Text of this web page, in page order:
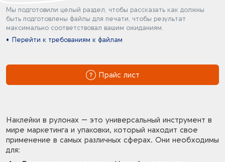
Мы подготовили целый раздел, чтобы рассказать как должны
быть подготовлены файлы для печати, чтобы результат
максимально соответствовал вашим ожиданиям.
Перейти к требованиям к файлам
Прайс лист
Наклейки в рулонах — это универсальный инструмент в
мире маркетинга и упаковки, который находит свое
применение в самых различных сферах. Они необходимы
для: